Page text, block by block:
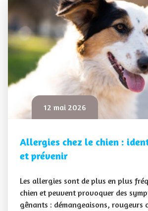
12 mai 2026
Allergies chez le chien :
et prévenir
Les allergies sont de plus en plus
chien et peuvent provoquer des
gênants : démangeaisons, rougeurs